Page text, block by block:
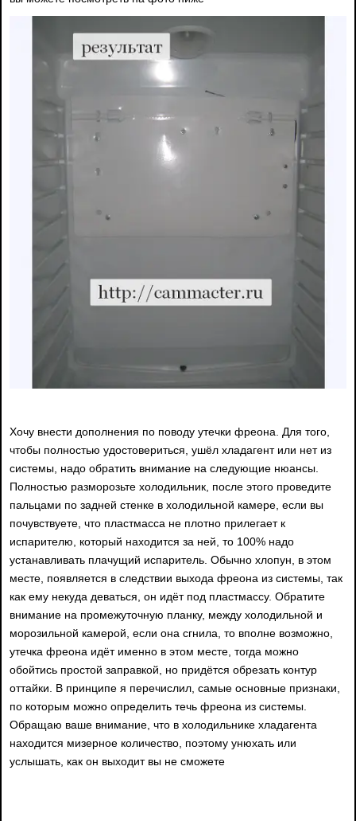
Хочу внести дополнения по поводу утечки фреона. Для того,
чтобы полностью удостовериться, ушёл хладагент или нет из
системы, надо обратить внимание на следующие нюансы.
Полностью разморозьте холодильник, после этого проведите
пальцами по задней стенке в холодильной камере, если вы
почувствуете, что пластмасса не плотно прилегает к
испарителю, который находится за ней, то 100% надо
устанавливать плачущий испаритель. Обычно хлопун, в этом
месте, появляется в следствии выхода фреона из системы, так
как ему некуда деваться, он идёт под пластмассу. Обратите
внимание на промежуточную планку, между холодильной и
морозильной камерой, если она сгнила, то вполне возможно,
утечка фреона идёт именно в этом месте, тогда можно
обойтись простой заправкой, но придётся обрезать контур
оттайки. В принципе я перечислил, самые основные признаки,
по которым можно определить течь фреона из системы.
Обращаю ваше внимание, что в холодильнике хладагента
находится мизерное количество, поэтому унюхать или
услышать, как он выходит вы не сможете